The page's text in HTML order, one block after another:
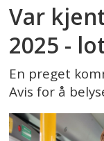
Var
2025 -
En preget
Avis for å